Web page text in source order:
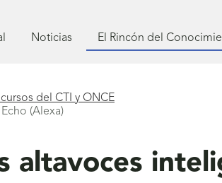
Noticias El Rincón del
del CTI y ONCE
(Alexa)
altavoces